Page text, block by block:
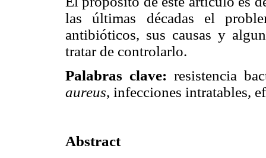
las últimas décadas el
antibióticos, sus causas y
tratar de controlarlo.
Palabras clave: resistencia
aureus, infecciones intratables,
Abstract